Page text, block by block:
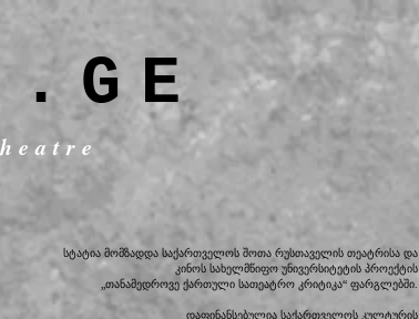
სტატია მომზადდა საქართველოს შოთა რუსთაველის თეატრისა და
კინოს სახელმწიფო უნივერსიტეტის პროექტის
„თანამედროვე ქართული სათეატრო კრიტიკა“ ფარგლებში.
დაფინანსებულია საქართველოს კულტურის